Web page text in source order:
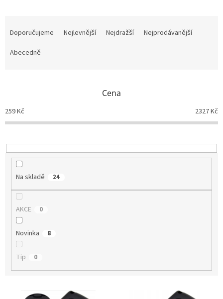
o
d
k
t
Doporučujeme Nejlevnější Nejdražší
Nejprodávanější
Abecedně
Cena
259Kč 2327Kč
Na skladě 24
AKCE 0
Novinka 8
Tip 0